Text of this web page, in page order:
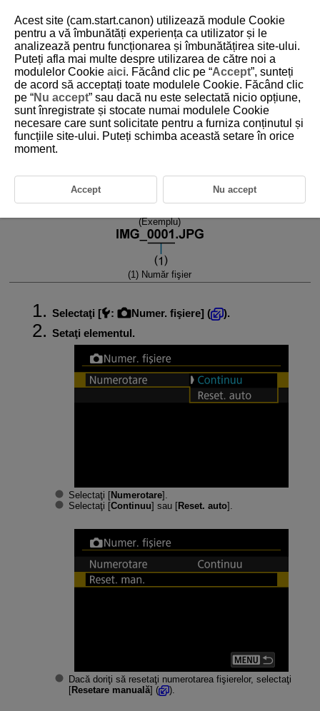
D388-203
Numerotare fişiere foto
Continuu
Reset. auto
Resetare manuală
Imaginilor înregistrate într-un director le este atribuit un număr de fişier
de la 0001 la 9999. Puteţi modifica modul de numerotare al fişierelor.
(Exemplu)
(1) Număr fişier
Selectaţi [ : Numer. fişiere] (
).
Setaţi elementul.
Selectaţi [Numerotare].
Selectaţi [Continuu] sau [Reset. auto].
Dacă doriţi să resetaţi numerotarea fişierelor, selectaţi
[Resetare manuală] ( ).
Acest site (cam.start.canon) utilizează module Cookie
pentru a vă îmbunătăți experiența ca utilizator și le
analizează pentru funcționarea și îmbunătățirea site-ului.
Puteți afla mai multe despre utilizarea de către noi a
modulelor Cookie aici. Făcând clic pe “Accept”, sunteți
de acord să acceptați toate modulele Cookie. Făcând clic
pe “Nu accept” sau dacă nu este selectată nicio opțiune,
sunt înregistrate și stocate numai modulele Cookie
necesare care sunt solicitate pentru a furniza conținutul și
funcțiile site-ului. Puteți schimba această setare în orice
moment.
Accept Nu accept